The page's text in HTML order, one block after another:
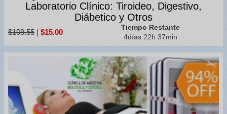
Laboratorio Clínico: Tiroideo, Digestivo,
Diábetico y Otros
$109.55 | $15.00
Tiempo Restante
4días 22h 37min